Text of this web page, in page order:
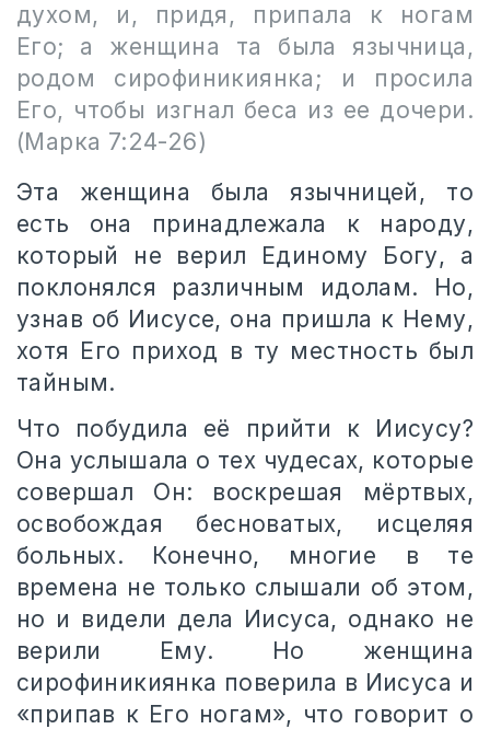
духом, и, придя, припала к ногам
Его; а женщина та была язычница,
родом сирофиникиянка; и просила
Его, чтобы изгнал беса из ее дочери.
(Марка 7:24-26)
Эта женщина была язычницей, то
есть она принадлежала к народу,
который не верил Единому Богу, а
поклонялся различным идолам. Но,
узнав об Иисусе, она пришла к Нему,
хотя Его приход в ту местность был
тайным.
Что побудила её прийти к Иисусу?
Она услышала о тех чудесах, которые
совершал Он: воскрешая мёртвых,
освобождая бесноватых, исцеляя
больных. Конечно, многие в те
времена не только слышали об этом,
но и видели дела Иисуса, однако не
верили Ему. Но женщина
сирофиникиянка поверила в Иисуса и
«припав к Его ногам», что говорит о